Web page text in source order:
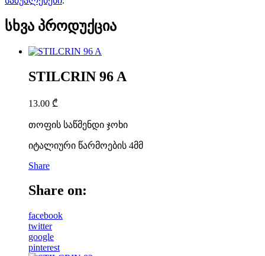
სხვა პროდუქცია
STILCRIN 96 A
13.00 ₾
თოფის საწმენდი ჯოხი
იტალიური წარმოების 4მმ
Share
Share on:
facebook
twitter
google
pinterest